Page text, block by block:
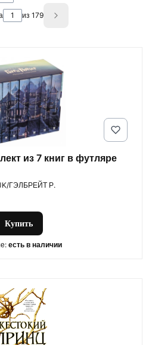
из 179 Next products
из 7 книг в футляре
ГЭЛБРЕЙТ Р.
Купить
есть в наличии